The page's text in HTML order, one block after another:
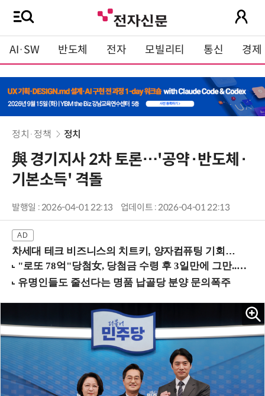
AI·SW 반도체 전자 모빌리티 통신 경제
정치·정책 정치
與 경기지사 2차 토론…'공약·반도체·
기본소득' 격돌
발행일 : 2026-04-01 22:13 업데이트 : 2026-04-01 22:13
차세대 테크 비즈니스의 치트키, 양자컴퓨팅 기회를 선점하라! (8/28 강남역)